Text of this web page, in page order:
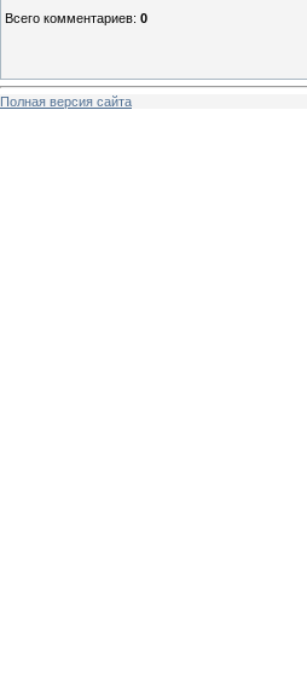
Всего комментариев: 0
Полная версия сайта